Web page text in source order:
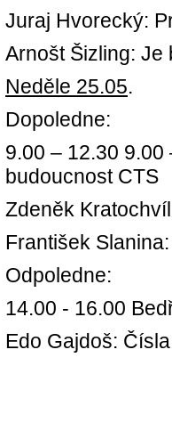
Juraj Hvorecký:
Arnošt Šizling: Je
Neděle 25.05.
Dopoledne:
9.00 – 12.30
budoucnost CTS
Zdeněk
František
Odpoledne:
14.00 - 16.00
Edo Gajdoš: